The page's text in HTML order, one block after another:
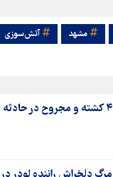
مشهد آتش‌سوزی
۴ کشته و مجروح در حادثه ریزش آوار در مشهد